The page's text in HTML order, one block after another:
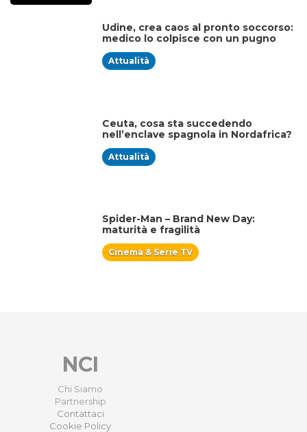
Udine, crea caos al pronto soccorso:
medico lo colpisce con un pugno
Attualità
Ceuta, cosa sta succedendo
nell’enclave spagnola in Nordafrica?
Attualità
Spider-Man – Brand New Day:
maturità e fragilità
Cinema & Serie TV
NCI
Chi Siamo
Partnership
Contattaci
Cookie Policy